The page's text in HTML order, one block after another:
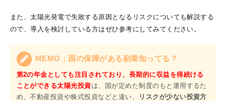
また、太陽光発電で失敗する原因となるリスクについても解説する
ので、導入を検討している方はぜひ参考にしてみてください。
MEMO：国の保障がある副業知ってる？
第2の年金としても注目されており、長期的に収益を得続ける
ことができる太陽光投資は、国が定めた制度のもと運用するた
め、不動産投資や株式投資などと違い、
リスクが少ない投資方